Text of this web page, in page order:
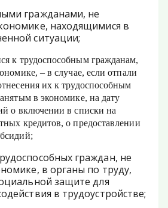
гражданами, не
находящимися в
ситуации;
к трудоспособным гражданам,
– в случае, если отпали
их к трудоспособным
в экономике, на дату
о включении в списки на
кредитов, о предоставлении
граждан, не
в органы по труду,
защите для
в трудоустройстве;